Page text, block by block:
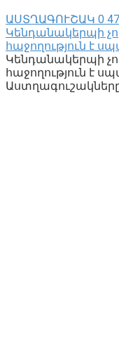
ԱՍՏՂԱԳՈՒՇԱԿ 0
Կենդանակերպի
հաջողություն է
Կենդանակերպի
հաջողություն է